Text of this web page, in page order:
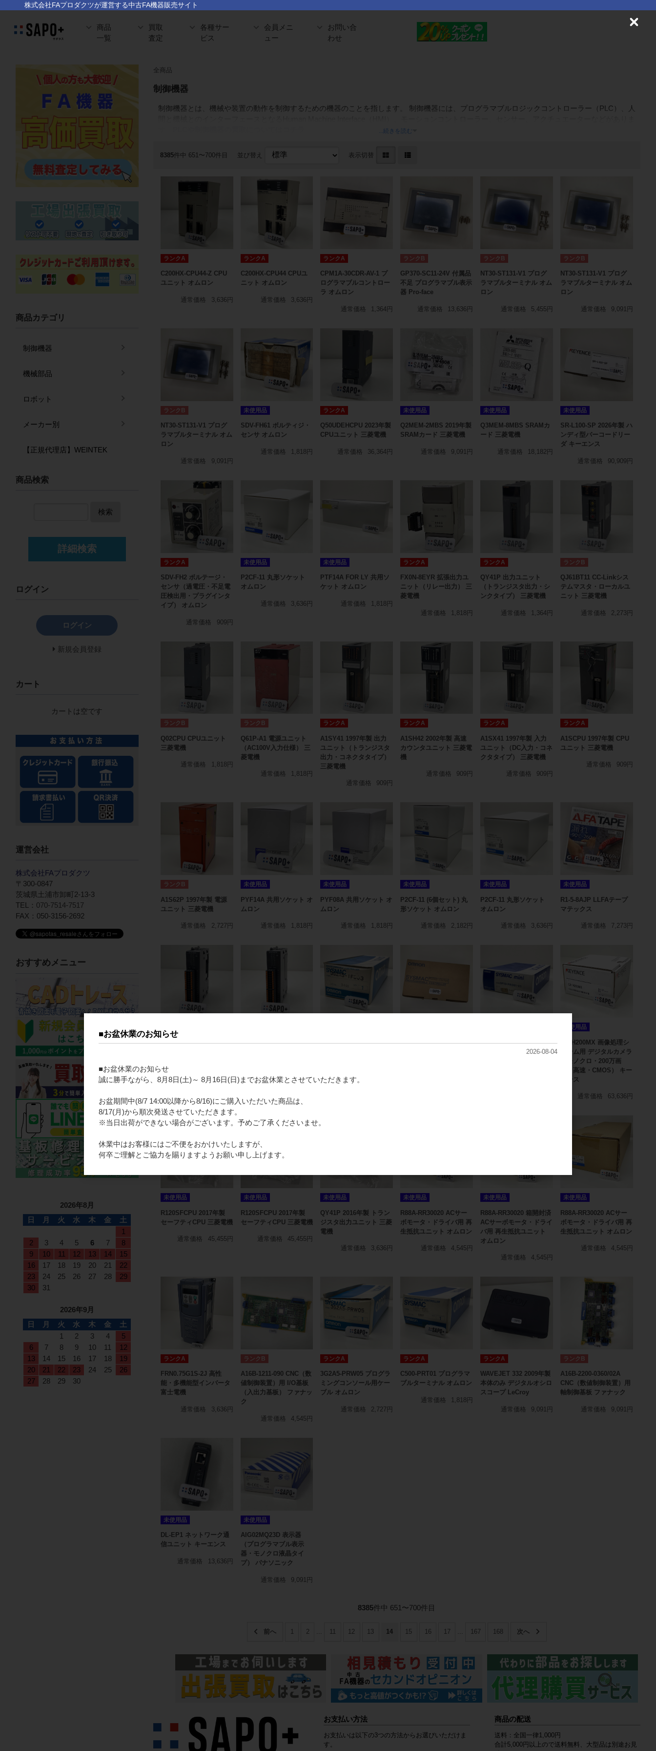
株式会社FAプロダクツが運営する中古FA機器販売サイト
商品
一覧
買取
査定
各種サー
ビス
会員メニ
ュー
お問い合
わせ
全商品
制御機器
制御機器とは、機械や装置の動作を制御するための機器のことを指します。 制御機器には、プログラマブルロジックコントローラー（PLC）、人
...続きを読む
8385件中 651〜700件目 並び替え 表示切替
ランクA
C200HX-CPU44-Z CPU
ユニット オムロン
通常価格 3,636円
ランクA
C200HX-CPU44 CPUユ
ニット オムロン
通常価格 3,636円
ランクA
CPM1A-30CDR-AV-1 プ
ログラマブルコントロー
ラ オムロン
通常価格 1,364円
ランクB
GP370-SC11-24V 付属品
不足 プログラマブル表示
器 Pro-face
通常価格 13,636円
ランクB
NT30-ST131-V1 プログ
ラマブルターミナル オム
ロン
通常価格 5,455円
ランクB
NT30-ST131-V1 プログ
ラマブルターミナル オム
ロン
通常価格 9,091円
ランクB
NT30-ST131-V1 プログ
ラマブルターミナル オム
ロン
通常価格 9,091円
未使用品
SDV-FH61 ボルティジ・
センサ オムロン
通常価格 1,818円
ランクA
Q50UDEHCPU 2023年製
CPUユニット 三菱電機
通常価格 36,364円
未使用品
Q2MEM-2MBS 2019年製
SRAMカード 三菱電機
通常価格 9,091円
未使用品
Q3MEM-8MBS SRAMカ
ード 三菱電機
通常価格 18,182円
未使用品
SR-L100-SP 2026年製 ハ
ンディ型バーコードリー
ダ キーエンス
通常価格 90,909円
ランクA
SDV-FH2 ボルテージ・
センサ（過電圧・不足電
圧検出用・プラグインタ
イプ） オムロン
通常価格 909円
未使用品
P2CF-11 丸形ソケット
オムロン
通常価格 3,636円
未使用品
PTF14A FOR LY 共用ソ
ケット オムロン
通常価格 1,818円
ランクA
FX0N-8EYR 拡張出力ユ
ニット（リレー出力） 三
菱電機
通常価格 1,818円
ランクA
QY41P 出力ユニット
（トランジスタ出力・シ
ンクタイプ） 三菱電機
通常価格 1,364円
ランクB
QJ61BT11 CC-Linkシス
テムマスタ・ローカルユ
ニット 三菱電機
通常価格 2,273円
ランクB
Q02CPU CPUユニット
三菱電機
通常価格 1,818円
ランクB
Q61P-A1 電源ユニット
（AC100V入力仕様） 三
菱電機
通常価格 1,818円
ランクA
A1SY41 1997年製 出力
ユニット（トランジスタ
出力・コネクタタイプ）
三菱電機
通常価格 909円
ランクA
A1SH42 2002年製 高速
カウンタユニット 三菱電
機
通常価格 909円
ランクA
A1SX41 1997年製 入力
ユニット（DC入力・コネ
クタタイプ） 三菱電機
通常価格 909円
ランクA
A1SCPU 1997年製 CPU
ユニット 三菱電機
通常価格 909円
ランクB
A1S62P 1997年製 電源
ユニット 三菱電機
通常価格 2,727円
未使用品
PYF14A 共用ソケット オ
ムロン
通常価格 1,818円
未使用品
PYF08A 共用ソケット オ
ムロン
通常価格 1,818円
未使用品
P2CF-11 (6個セット) 丸
形ソケット オムロン
通常価格 2,182円
未使用品
P2CF-11 丸形ソケット
オムロン
通常価格 3,636円
未使用品
R1-5-8AJP LLFAテープ
マテックス
通常価格 7,273円
KV-NC16EXE PLC（KV
プ） キーエンス
KV-NC16ETPE
イプ） キーエンス
通常価格 1,364円
3G2A5-IP003 プログラミ
3G2A5-CMT01 接続ケー
SP10-PR001-V1 破損あ
り ハンディプログラマ
未使用品
CA-H200MX 画像処理シ
ステム用 デジタルカメラ
（モノクロ・200万画
素・高速・CMOS） キー
エンス
通常価格 63,636円
未使用品
R120SFCPU 2017年製
セーフティCPU 三菱電機
通常価格 45,455円
未使用品
R120SFCPU 2017年製
セーフティCPU 三菱電機
通常価格 45,455円
未使用品
QY41P 2016年製 トラン
ジスタ出力ユニット 三菱
電機
通常価格 3,636円
未使用品
R88A-RR30020 ACサー
ボモータ・ドライバ用 再
生抵抗ユニット オムロン
通常価格 4,545円
未使用品
R88A-RR30020 箱開封済
ACサーボモータ・ドライ
バ用 再生抵抗ユニット
オムロン
通常価格 4,545円
未使用品
R88A-RR30020 ACサー
ボモータ・ドライバ用 再
生抵抗ユニット オムロン
通常価格 4,545円
ランクA
FRN0.75G1S-2J 高性
能・多機能型インバータ
富士電機
通常価格 3,636円
ランクB
A16B-1211-090 CNC（数
値制御装置）用 I/O基板
（入出力基板） ファナッ
ク
通常価格 4,545円
ランクA
3G2A5-PRW05 プログラ
ミングコンソール用ケー
ブル オムロン
通常価格 2,727円
ランクA
C500-PRT01 プログラマ
ブルターミナル オムロン
通常価格 1,818円
ランクA
WAVEJET 332 2009年製
本体のみ デジタルオシロ
スコープ LeCroy
通常価格 9,091円
ランクB
A16B-2200-0360/02A
CNC（数値制御装置）用
軸制御基板 ファナック
通常価格 9,091円
未使用品
DL-EP1 ネットワーク通
信ユニット キーエンス
通常価格 13,636円
未使用品
AIG02MQ23D 表示器
（プログラマブル表示
器・モノクロ液晶タイ
プ） パナソニック
通常価格 9,091円
8385件中 651〜700件目
1 2 ... 11 12 13 14 15 16 17 ... 167 168
お支払い方法
お支払いは以下の3つの方法からお選びいただけま
す。
商品の配送
送料：全国一律1,000円
合計5,000円以上ので送料無料、大型品は別途お見
商品カテゴリ
制御機器
機械部品
ロボット
メーカー別
【正規代理店】WEINTEK
商品検索
検索
詳細検索
ログイン
ログイン
新規会員登録
カート
カートは空です
運営会社
株式会社FAプロダクツ
〒300-0847
茨城県土浦市卸町2-13-3
TEL： 070-7514-7517
FAX：050-3156-2692
おすすめメニュー
2026年8月
日
月 火 水 木 金
土
1
2
3 4 5 6 7
8
9
10 11 12 13 14
15
16
17 18 19 20 21
22
23
24 25 26 27 28
29
30
31
2026年9月
日
月 火 水 木 金
土
1
2 3 4
5
6
7 8 9 10 11
12
13
14 15 16 17 18
19
20
21 22 23 24 25
26
27
28 29 30
■お盆休業のお知らせ
2026-08-04
■お盆休業のお知らせ
誠に勝手ながら、8月8日(土)～ 8月16日(日)までお盆休業とさせていただきます。
お盆期間中(8/7 14:00以降から8/16)にご購入いただいた商品は、
8/17(月)から順次発送させていただきます。
※当日出荷ができない場合がございます。予めご了承くださいませ。
休業中はお客様にはご不便をおかけいたしますが、
何卒ご理解とご協力を賜りますようお願い申し上げます。
C